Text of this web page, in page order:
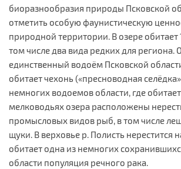
биоразнообразия природы Псковской
отметить особую фаунистическую
природной территории. В озере обитает
том числе два вида редких для региона.
единственный водоём Псковской
обитает чехонь («пресноводная
немногих водоемов области, где
мелководьях озера расположены
промысловых видов рыб, в том числе
щуки. В верховье р. Полисть нерестится
обитает одна из немногих
области популяция речного рака.